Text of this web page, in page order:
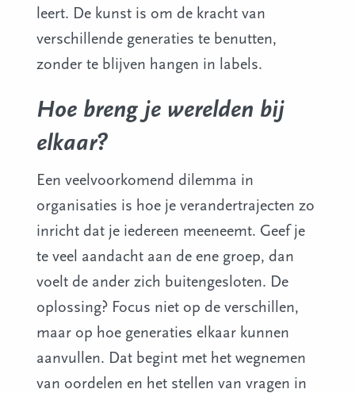
leert. De kunst is om de kracht van
verschillende generaties te benutten,
zonder te blijven hangen in labels.
Hoe breng je werelden bij
elkaar?
Een veelvoorkomend dilemma in
organisaties is hoe je verandertrajecten zo
inricht dat je iedereen meeneemt. Geef je
te veel aandacht aan de ene groep, dan
voelt de ander zich buitengesloten. De
oplossing? Focus niet op de verschillen,
maar op hoe generaties elkaar kunnen
aanvullen. Dat begint met het wegnemen
van oordelen en het stellen van vragen in